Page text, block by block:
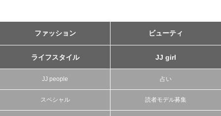
ファッション ビューティ
ライフスタイル JJ girl
JJ people 占い
スペシャル 読者モデル募集